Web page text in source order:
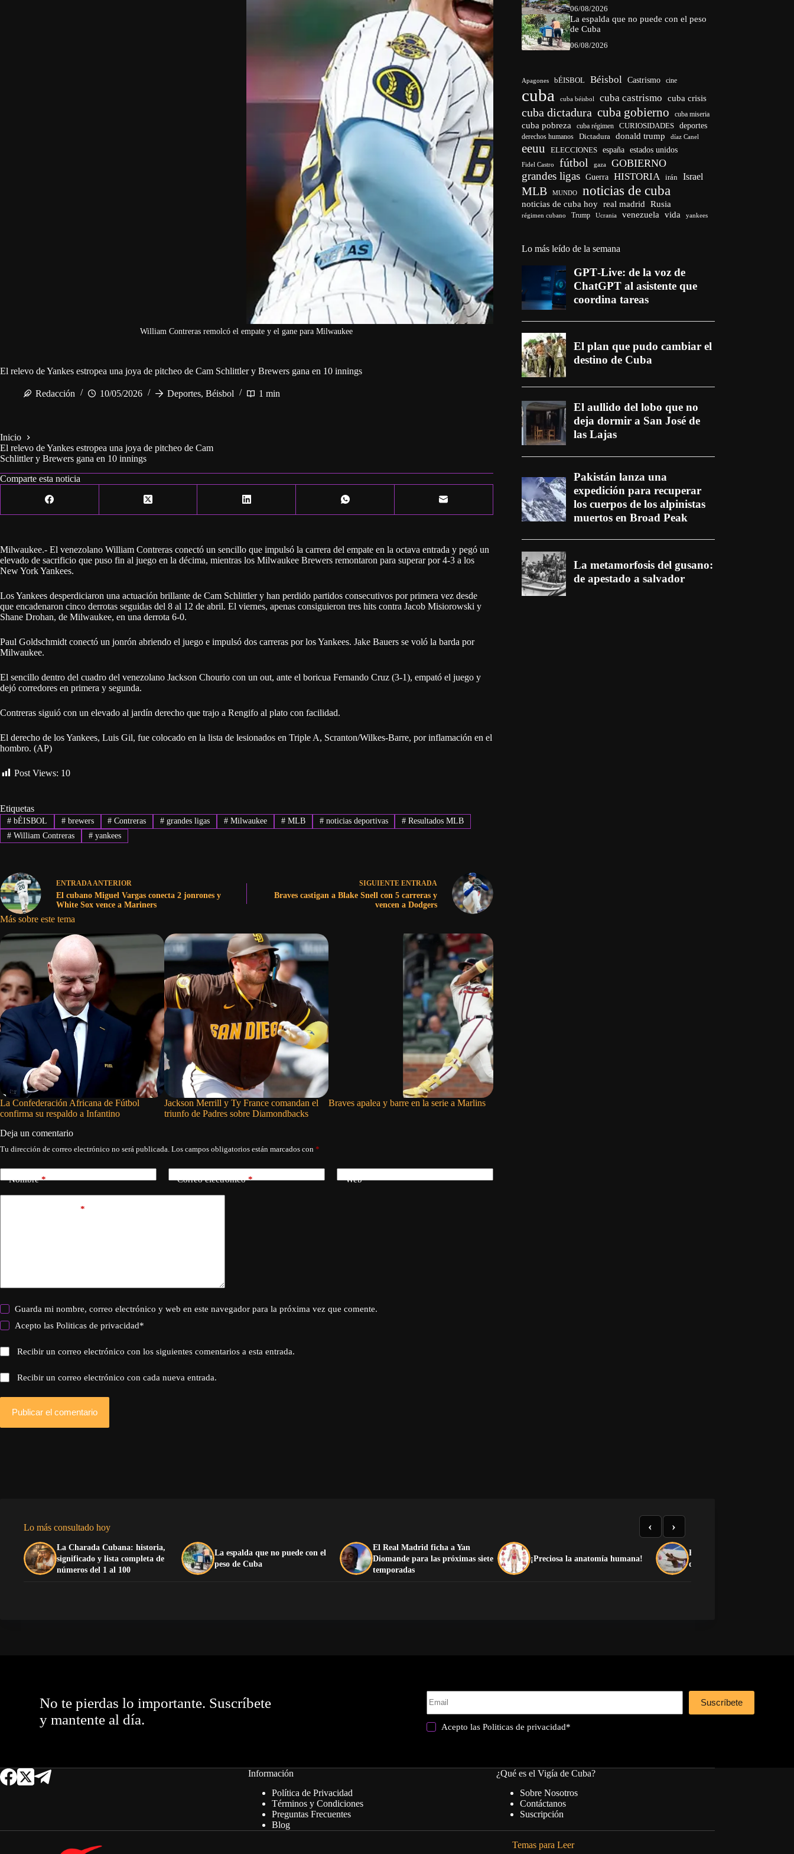
William Contreras remolcó el empate y el gane para Milwaukee
El relevo de Yankes estropea una joya de pitcheo de Cam Schlittler y Brewers gana en 10 innings
Redacción 10/05/2026 Deportes, Béisbol 1 min
Inicio
El relevo de Yankes estropea una joya de pitcheo de Cam
Schlittler y Brewers gana en 10 innings
Comparte esta noticia
Milwaukee.- El venezolano William Contreras conectó un sencillo que impulsó la carrera del empate en la octava entrada y pegó un
elevado de sacrificio que puso fin al juego en la décima, mientras los Milwaukee Brewers remontaron para superar por 4-3 a los
New York Yankees.
Los Yankees desperdiciaron una actuación brillante de Cam Schlittler y han perdido partidos consecutivos por primera vez desde
que encadenaron cinco derrotas seguidas del 8 al 12 de abril. El viernes, apenas consiguieron tres hits contra Jacob Misiorowski y
Shane Drohan, de Milwaukee, en una derrota 6-0.
Paul Goldschmidt conectó un jonrón abriendo el juego e impulsó dos carreras por los Yankees. Jake Bauers se voló la barda por
Milwaukee.
El sencillo dentro del cuadro del venezolano Jackson Chourio con un out, ante el boricua Fernando Cruz (3-1), empató el juego y
dejó corredores en primera y segunda.
Contreras siguió con un elevado al jardín derecho que trajo a Rengifo al plato con facilidad.
El derecho de los Yankees, Luis Gil, fue colocado en la lista de lesionados en Triple A, Scranton/Wilkes-Barre, por inflamación en el
hombro. (AP)
Post Views: 10
Etiquetas
#bÉISBOL #brewers # Contreras # grandes ligas # Milwaukee #MLB #noticias deportivas # Resultados MLB
#William Contreras #yankees
ENTRADA ANTERIOR
El cubano Miguel Vargas conecta 2 jonrones y
White Sox vence a Mariners
SIGUIENTE ENTRADA
Braves castigan a Blake Snell con 5 carreras y
vencen a Dodgers
Más sobre este tema
La Confederación Africana de Fútbol
confirma su respaldo a Infantino
Jackson Merrill y Ty France comandan el
triunfo de Padres sobre Diamondbacks
Braves apalea y barre en la serie a Marlins
Deja un comentario
Tu dirección de correo electrónico no será publicada. Los campos obligatorios están marcados con *
Nombre* Correo electrónico* Web
*
Guarda mi nombre, correo electrónico y web en este navegador para la próxima vez que comente.
Acepto lasPoliticas de privacidad*
Recibir un correo electrónico con los siguientes comentarios a esta entrada.
Recibir un correo electrónico con cada nueva entrada.
Publicar el comentario
06/08/2026
La espalda que no puede con el peso
de Cuba
06/08/2026
Apagones bÉISBOL Béisbol Castrismo cine
cuba cuba béisbol cuba castrismo cuba crisis
cuba dictadura cuba gobierno cuba miseria
cuba pobreza cuba régimen CURIOSIDADES deportes
derechos humanos Dictadura donald trump díaz Canel
eeuu ELECCIONES españa estados unidos
Fidel Castro fútbol gaza GOBIERNO
grandes ligas Guerra HISTORIA irán Israel
MLB MUNDO noticias de cuba
noticias de cuba hoy real madrid Rusia
régimen cubano Trump Ucrania venezuela vida yankees
Lo más leído de la semana
Lo más consultado hoy
La Charada Cubana: historia,
significado y lista completa de
números del 1 al 100
La espalda que no puede con el
peso de Cuba
El Real Madrid ficha a Yan
Diomande para las próximas siete
temporadas
¡Preciosa la anatomía humana!
El medallero que el castrismo
quiere esconder
‹ ›
No te pierdas lo importante. Suscríbete
y mantente al día.
Suscríbete
Acepto lasPoliticas de privacidad*
Información
Política de Privacidad
Términos y Condiciones
Preguntas Frecuentes
Blog
¿Qué es el Vigía de Cuba?
Sobre Nosotros
Contáctanos
Suscripción
Temas para Leer